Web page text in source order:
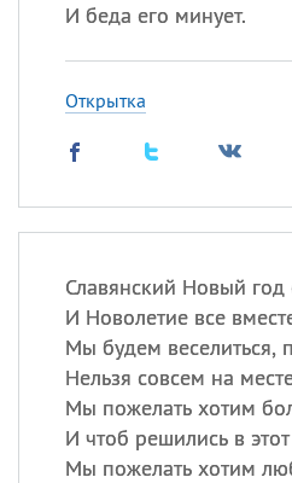
И беда его минует.
Открытка
Славянский Новый год
И Новолетие все
Мы будем веселиться,
Нельзя совсем на
Мы пожелать хотим
И чтоб решились в
Мы пожелать хотим